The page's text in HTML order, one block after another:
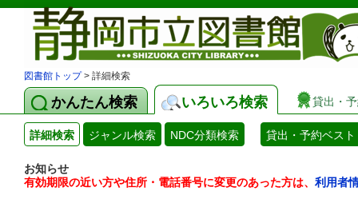
図書館トップ> 詳細検索
かんたん検索 いろいろ検索 貸出・
詳細検索 ジャンル検索 NDC分類検索 貸出・予約ベスト
お知らせ
有効期限の近い方や住所・電話番号に変更のあった方は、 利用者